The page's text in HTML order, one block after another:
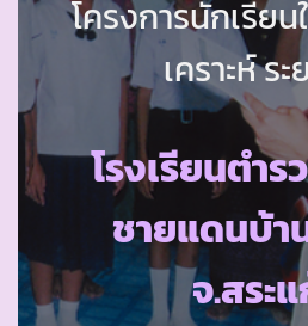
โครงการนักเรียน
เคราะห์ ร
โรงเรียนตำร
ชายแดนบ้า
จ.สระ